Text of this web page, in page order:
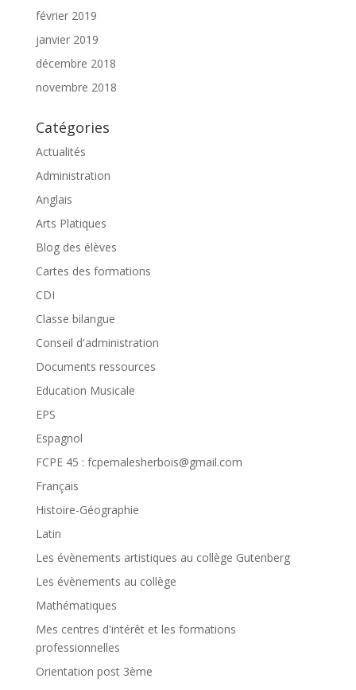
février 2019
janvier 2019
décembre 2018
novembre 2018
Catégories
Actualités
Administration
Anglais
Arts Platiques
Blog des élèves
Cartes des formations
CDI
Classe bilangue
Conseil d'administration
Documents ressources
Education Musicale
EPS
Espagnol
FCPE 45 : fcpemalesherbois@gmail.com
Français
Histoire-Géographie
Latin
Les évènements artistiques au collège Gutenberg
Les évènements au collège
Mathématiques
Mes centres d'intérêt et les formations
professionnelles
Orientation post 3ème